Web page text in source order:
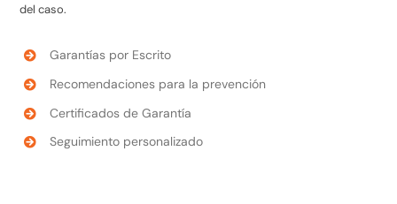
del caso.
Garantías por Escrito
Recomendaciones para la prevención
Certificados de Garantía
Seguimiento personalizado